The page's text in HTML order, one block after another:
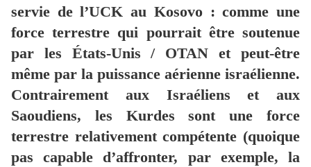
servie de l’UCK au Kosovo : comme une
force terrestre qui pourrait être soutenue
par les États-Unis / OTAN et peut-être
même par la puissance aérienne israélienne.
Contrairement aux Israéliens et aux
Saoudiens, les Kurdes sont une force
terrestre relativement compétente (quoique
pas capable d’affronter, par exemple, la